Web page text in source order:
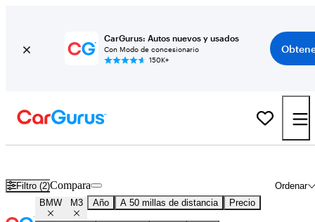
CarGurus: Autos nuevos y usados
Con Modo de concesionario
150K+
Filtro (2) Ordenar
Compara
BMW M3 Año A 50 millas de distancia Precio